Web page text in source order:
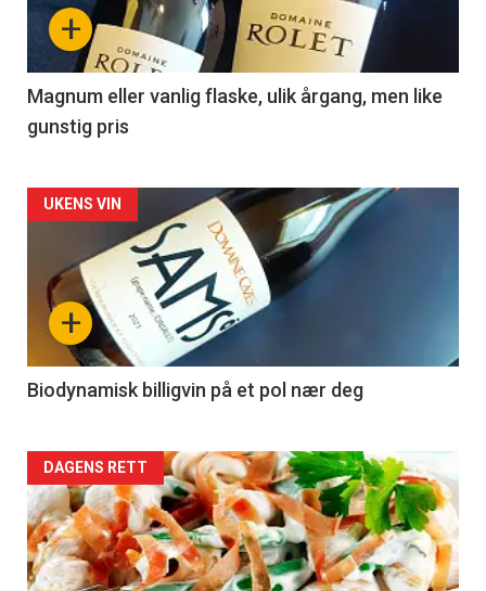
3
+
Magnum eller vanlig flaske, ulik årgang, men like
gunstig pris
Forsiden
akkurat
nå
4
+
UKENS VIN
Biodynamisk billigvin på et pol nær deg
Forsiden
akkurat
nå
DAGENS RETT